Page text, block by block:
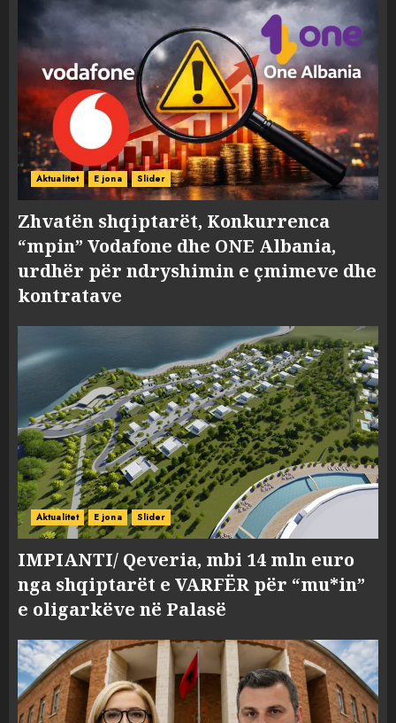
Aktualitet E jona Slider
Zhvatën shqiptarët, Konkurrenca
“mpin” Vodafone dhe ONE Albania,
urdhër për ndryshimin e çmimeve dhe
kontratave
Aktualitet E jona Slider
IMPIANTI/ Qeveria, mbi 14 mln euro
nga shqiptarët e VARFËR për “mu*in”
e oligarkëve në Palasë